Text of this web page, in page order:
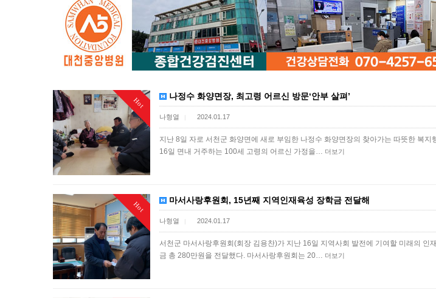
Hot 나정수 화양면장, 최고령 어르신 방문‘안부 살펴’
나형열 | 2024.01.17
지난 8일 자로 서천군 화양면에 새로 부임한 나정수 화양면장의 찾아가는 따뜻한 복
16일 면내 거주하는 100세 고령의 어르신 가정을… 더보기
Hot 마서사랑후원회, 15년째 지역인재육성 장학금 전달해
나형열 | 2024.01.17
서천군 마서사랑후원회(회장 김용찬)가 지난 16일 지역사회 발전에 기여할 미래의 인
금 총 280만원을 전달했다. 마서사랑후원회는 20… 더보기